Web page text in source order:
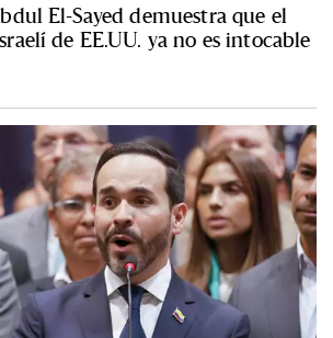
El-Sayed demuestra que el
de EE.UU. ya no es intocable